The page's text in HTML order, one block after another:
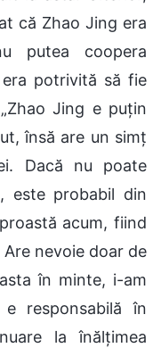
că Zhao Jing era
putea coopera
potrivită să fie
Jing e puțin
însă are un simț
Dacă nu poate
este probabil din
acum, fiind
nevoie doar de
în minte, i-am
responsabilă în
la înălțimea